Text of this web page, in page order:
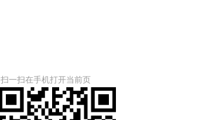
扫一扫在手机打开当前页